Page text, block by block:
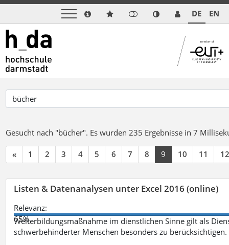
DE EN
Gesucht nach "bücher". Es wurden 235 Ergebnisse in 7
« 1 2 3 4 5 6 7 8 9 10 11 12
Listen & Datenanalysen unter Excel 2016 (online)
Relevanz:
65%
Weiterbildungsmaßnahme im dienstlichen Sinne gilt als
schwerbehinderter Menschen besonders zu berücksichtigen.